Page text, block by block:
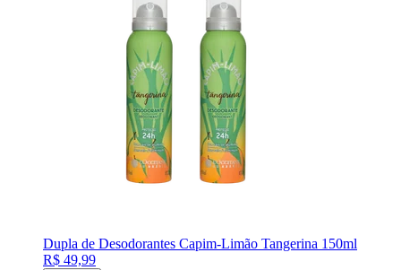
Dupla de Desodorantes Capim-Limão Tangerina 150ml
R$ 49,99